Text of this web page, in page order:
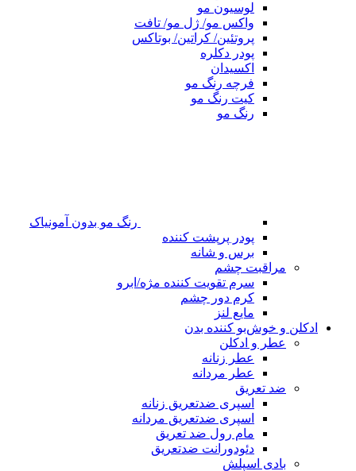
لوسیون مو
واکس مو/ ژل مو/ تافت
پروتئین/ کراتین/ بوتاکس
پودر دکلره
اکسیدان
فرچه رنگ مو
کیت رنگ مو
رنگ مو
رنگ مو بدون آمونیاک
پودر پرپشت کننده
برس و شانه
مراقبت چشم
سرم تقویت کننده مژه/ابرو
کرم دور چشم
مایع لنز
ادکلن و خوش‌بو کننده بدن
عطر و ادکلن
عطر زنانه
عطر مردانه
ضد تعریق
اسپری ضدتعریق زنانه
اسپری ضدتعریق مردانه
مام رول ضد تعریق
دئودورانت ضدتعریق
بادی اسپلش